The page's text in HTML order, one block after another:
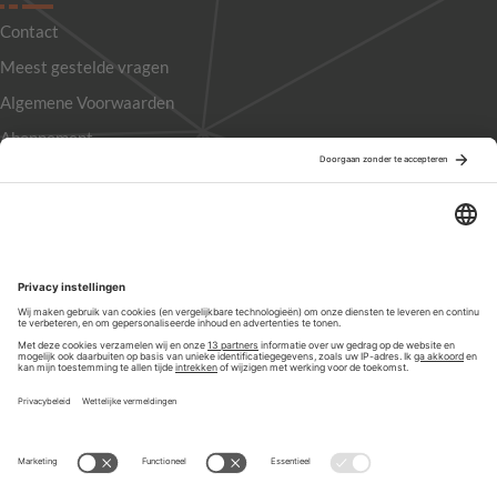
Contact
Meest gestelde vragen
Algemene Voorwaarden
Abonnement
Privacyinstellingen